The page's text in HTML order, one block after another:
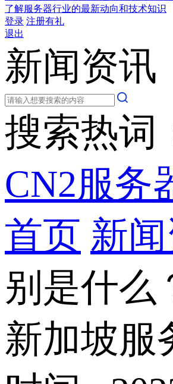
了解服务器行业的最新动向和技术知识
登录 注册有礼
退出
新闻资讯
搜索热词
CN2服务
首页 新
别是什么
新加坡服